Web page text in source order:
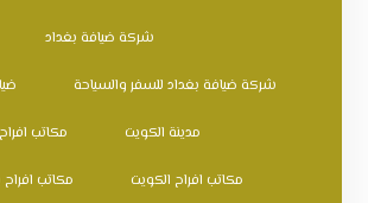
شركة ضيافة بغداد
شركة ضيافة بغداد للسفر والسياحة
مدينة الكويت مكاتب افراح
مكاتب افراح الكويت مكاتب افراح